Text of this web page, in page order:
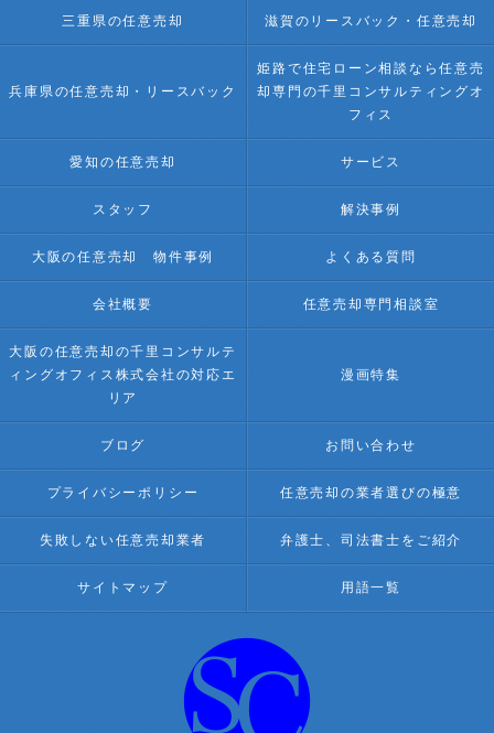
三重県の任意売却 滋賀のリースバック・任意売却
兵庫県の任意売却・リースバック
姫路で住宅ローン相談なら任意売
却専門の千里コンサルティングオ
フィス
愛知の任意売却 サービス
スタッフ 解決事例
大阪の任意売却 物件事例 よくある質問
会社概要 任意売却専門相談室
大阪の任意売却の千里コンサルテ
ィングオフィス株式会社の対応エ
リア
漫画特集
ブログ お問い合わせ
プライバシーポリシー 任意売却の業者選びの極意
失敗しない任意売却業者 弁護士、司法書士をご紹介
サイトマップ 用語一覧